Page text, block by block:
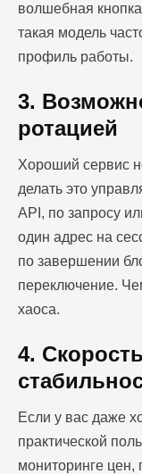
волшебная
такая модель
профиль работы.
3.
ротацией
Хороший сервис
делать это
API, по запросу
один адрес на
по завершении
переключение.
хаоса.
4.
Если у вас даже
практической
мониторинге цен,